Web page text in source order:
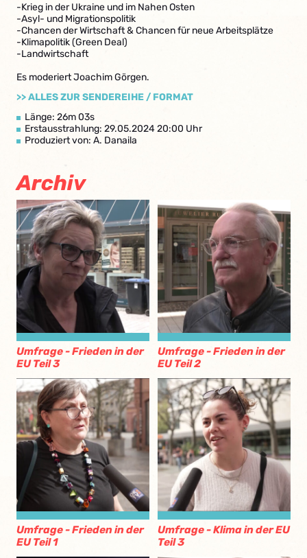
-Krieg in der Ukraine und im Nahen Osten
-Asyl- und Migrationspolitik
-Chancen der Wirtschaft & Chancen für neue Arbeitsplätze
-Klimapolitik (Green Deal)
-Landwirtschaft
Es moderiert Joachim Görgen.
>> ALLES ZUR SENDEREIHE / FORMAT
Länge: 26m 03s
Erstausstrahlung: 29.05.2024 20:00 Uhr
Produziert von: A. Danaila
Archiv
Umfrage - Frieden in der
EU Teil 3
Umfrage - Frieden in der
EU Teil 2
Umfrage - Frieden in der
EU Teil 1
Umfrage - Klima in der EU
Teil 3